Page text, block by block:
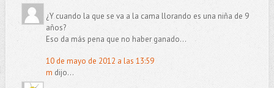
¿Y cuando la que se va a la cama llorando es una niña de 9
años?
Eso da más pena que no haber ganado...
10 de mayo de 2012 a las 13:59
m dijo...